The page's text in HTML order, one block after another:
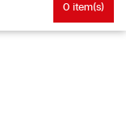
0 item(s)